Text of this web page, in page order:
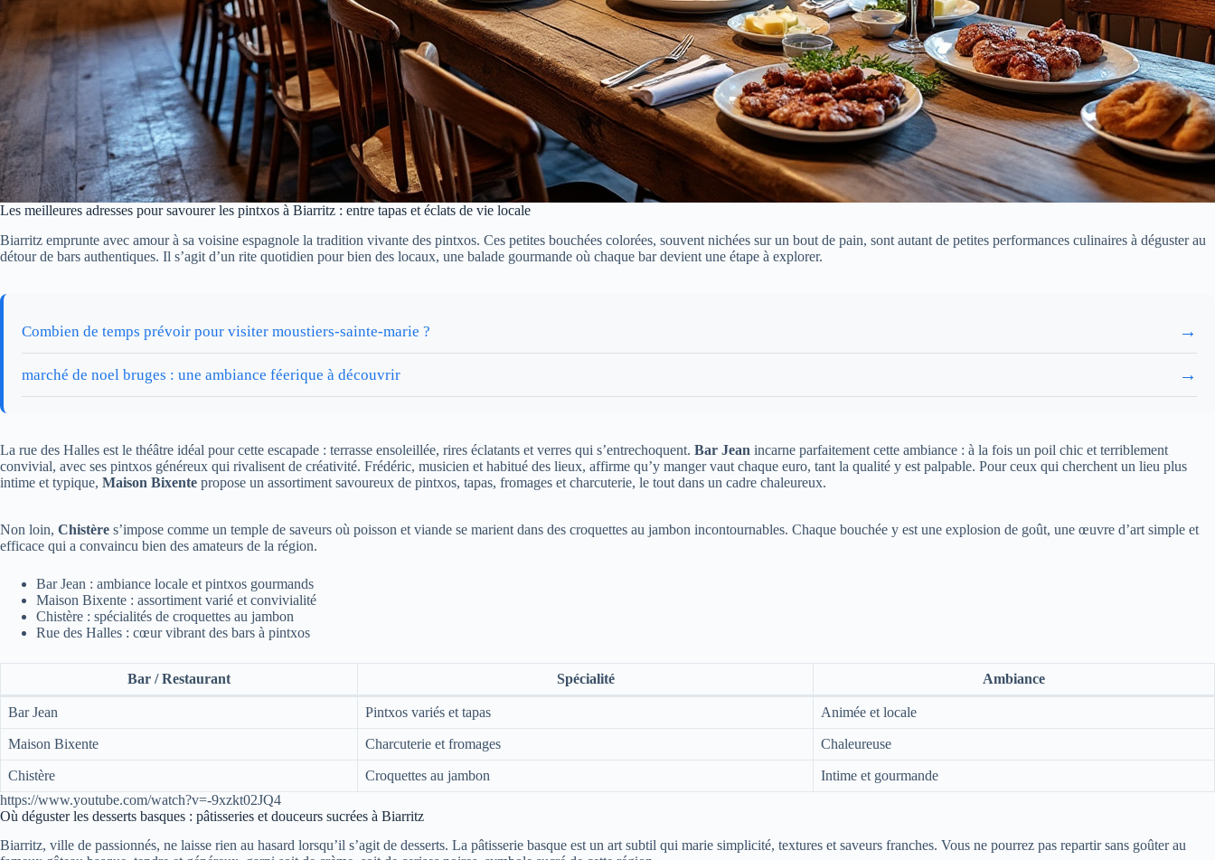
Les meilleures adresses pour savourer les pintxos à Biarritz : entre tapas et éclats de vie locale
Biarritz emprunte avec amour à sa voisine espagnole la tradition vivante des pintxos. Ces petites bouchées colorées, souvent nichées sur un bout de pain, sont autant de petites performances culinaires à déguster au
détour de bars authentiques. Il s’agit d’un rite quotidien pour bien des locaux, une balade gourmande où chaque bar devient une étape à explorer.
Combien de temps prévoir pour visiter moustiers-sainte-marie ? →
marché de noel bruges : une ambiance féerique à découvrir →
La rue des Halles est le théâtre idéal pour cette escapade : terrasse ensoleillée, rires éclatants et verres qui s’entrechoquent. Bar Jean incarne parfaitement cette ambiance : à la fois un poil chic et terriblement
convivial, avec ses pintxos généreux qui rivalisent de créativité. Frédéric, musicien et habitué des lieux, affirme qu’y manger vaut chaque euro, tant la qualité y est palpable. Pour ceux qui cherchent un lieu plus
intime et typique, Maison Bixente propose un assortiment savoureux de pintxos, tapas, fromages et charcuterie, le tout dans un cadre chaleureux.
Non loin, Chistère s’impose comme un temple de saveurs où poisson et viande se marient dans des croquettes au jambon incontournables. Chaque bouchée y est une explosion de goût, une œuvre d’art simple et
efficace qui a convaincu bien des amateurs de la région.
Bar Jean : ambiance locale et pintxos gourmands
Maison Bixente : assortiment varié et convivialité
Chistère : spécialités de croquettes au jambon
Rue des Halles : cœur vibrant des bars à pintxos
Bar / Restaurant Spécialité Ambiance
Bar Jean Pintxos variés et tapas Animée et locale
Maison Bixente Charcuterie et fromages Chaleureuse
Chistère Croquettes au jambon
Intime et gourmande
https://www.youtube.com/watch?v=-9xzkt02JQ4
Où déguster les desserts basques : pâtisseries et douceurs sucrées à Biarritz
Biarritz, ville de passionnés, ne laisse rien au hasard lorsqu’il s’agit de desserts. La pâtisserie basque est un art subtil qui marie simplicité, textures et saveurs franches. Vous ne pourrez pas repartir sans goûter au